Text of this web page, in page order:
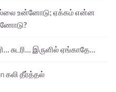
உன்னோடு; ஏக்கம் என்ன
சுடரி… இருளில் ஏங்காதே…
கலி தீர்த்தல்